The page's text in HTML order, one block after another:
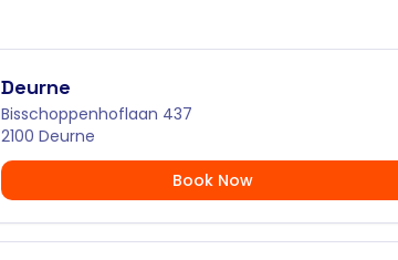
Deurne
Bisschoppenhoflaan 437
2100 Deurne
Book Now